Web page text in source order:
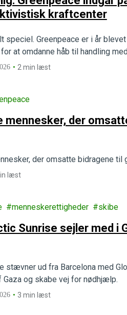
kraftcenter
speciel. Greenpeace er i år
at omdanne håb til handling
2 min læst
mennesker, der
der omsatte bidragene til
læst
menneskerettigheder skibe
Sunrise sejler med i
stævner ud fra Barcelona med
og skabe vej for nødhjælp.
3 min læst